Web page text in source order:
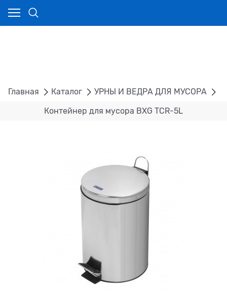
Главная Каталог УРНЫ И ВЕДРА ДЛЯ МУСОРА
Контейнер для мусора BXG TCR-5L